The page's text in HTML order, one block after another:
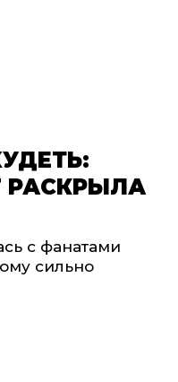
РАСКРЫЛА
с фанатами
сильно